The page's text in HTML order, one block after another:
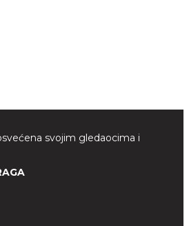
svojim gledaocima i